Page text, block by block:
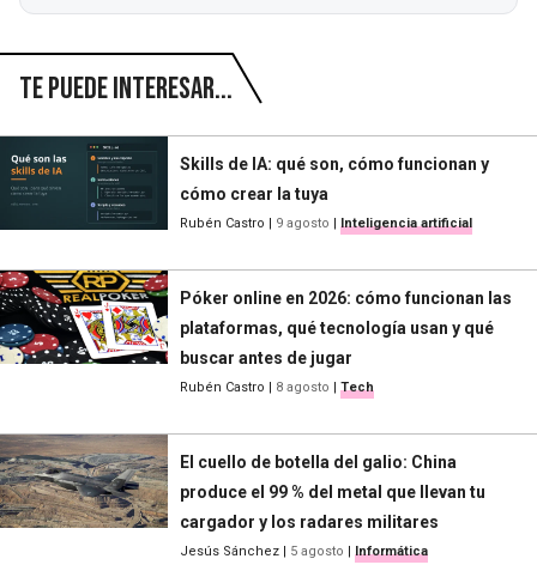
Te puede interesar...
Skills de IA: qué son, cómo funcionan y
cómo crear la tuya
Rubén Castro | 9 agosto | Inteligencia artificial
Póker online en 2026: cómo funcionan las
plataformas, qué tecnología usan y qué
buscar antes de jugar
Rubén Castro | 8 agosto | Tech
El cuello de botella del galio: China
produce el 99 % del metal que llevan tu
cargador y los radares militares
Jesús Sánchez | 5 agosto | Informática